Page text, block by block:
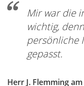
Mir war die
wichtig,
persönliche
gepasst.
Herr J. Flemming am